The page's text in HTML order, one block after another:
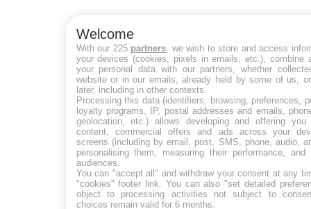
Welcome
With our 225 partners , we wish to store and access
your devices (cookies, pixels in emails, etc.), combine
your personal data with our partners, whether
website or in our emails, already held by some of us,
later, including in other contexts.
Processing this data (identifiers, browsing, preferences,
loyalty programs, IP, postal addresses and emails,
geolocation, etc.) allows developing and offering you
content, commercial offers and ads across your
screens (including by email, post, SMS, phone, audio,
personalising them, measuring their performance, and
audiences.
You can "accept all" and withdraw your consent at any
"cookies" footer link . You can also "set detailed
object to processing activities not subject to
choices remain valid for 6 months.